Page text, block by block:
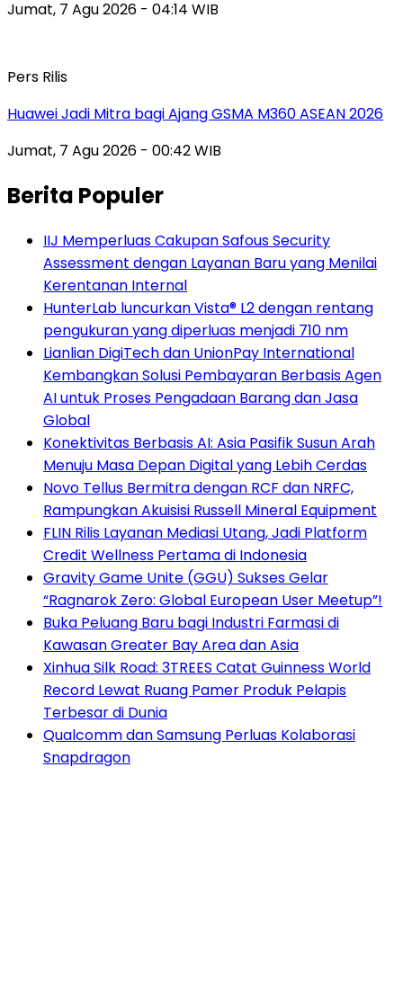
Jumat, 7 Agu 2026 - 04:14 WIB
Pers Rilis
Huawei Jadi Mitra bagi Ajang GSMA M360 ASEAN 2026
Jumat, 7 Agu 2026 - 00:42 WIB
Berita Populer
IIJ Memperluas Cakupan Safous Security
Assessment dengan Layanan Baru yang Menilai
Kerentanan Internal
HunterLab luncurkan Vista® L2 dengan rentang
pengukuran yang diperluas menjadi 710 nm
Lianlian DigiTech dan UnionPay International
Kembangkan Solusi Pembayaran Berbasis Agen
AI untuk Proses Pengadaan Barang dan Jasa
Global
Konektivitas Berbasis AI: Asia Pasifik Susun Arah
Menuju Masa Depan Digital yang Lebih Cerdas
Novo Tellus Bermitra dengan RCF dan NRFC,
Rampungkan Akuisisi Russell Mineral Equipment
FLIN Rilis Layanan Mediasi Utang, Jadi Platform
Credit Wellness Pertama di Indonesia
Gravity Game Unite (GGU) Sukses Gelar
“Ragnarok Zero: Global European User Meetup”!
Buka Peluang Baru bagi Industri Farmasi di
Kawasan Greater Bay Area dan Asia
Xinhua Silk Road: 3TREES Catat Guinness World
Record Lewat Ruang Pamer Produk Pelapis
Terbesar di Dunia
Qualcomm dan Samsung Perluas Kolaborasi
Snapdragon